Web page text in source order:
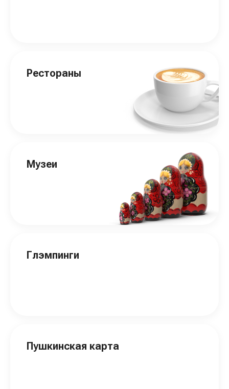
Рестораны
Музеи
Глэмпинги
Пушкинская карта